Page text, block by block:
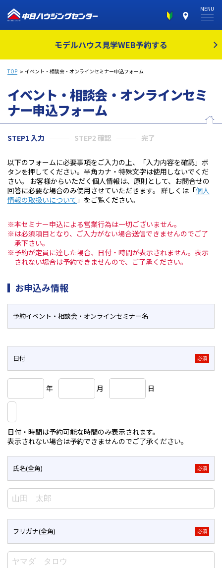
モデルハウス見学WEB予約する
MENU
TOP イベント・相談会・オンラインセミナー申込フォーム
イベント・相談会・オンラインセミ
ナー申込フォーム
STEP1 入力 STEP2 確認 完了
以下のフォームに必要事項をご入力の上、「入力内容を確認」ボ
タンを押してください。半角カナ・特殊文字は使用しないでくだ
さい。 お客様からいただく個人情報は、原則として、お問合せの
回答に必要な場合のみ使用させていただきます。 詳しくは「個人
情報の取扱いについて 」をご覧ください。
※本セミナー申込による営業行為は一切ございません。
※は必須項目となり、ご入力がない場合送信できませんのでご了
承下さい。
※予約が定員に達した場合、日付・時間が表示されません。表示
されない場合は予約できませんので、ご了承ください。
お申込み情報
予約イベント・相談会・ オンラインセミナー名
日付 必須
年 月 日
日付・時間は予約可能な時間のみ表示されます。
表示されない場合は予約できませんのでご了承ください。
氏名(全角) 必須
フリガナ(全角) 必須